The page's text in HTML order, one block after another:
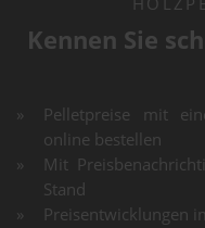
Kennen Sie
Pelletpreise mit
online bestellen
Mit
Stand
Preisentwicklungen